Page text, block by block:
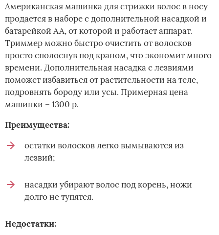
Американская машинка для стрижки волос в носу
продается в наборе с дополнительной насадкой и
батарейкой АА, от которой и работает аппарат.
Триммер можно быстро очистить от волосков
просто сполоснув под краном, что экономит много
времени. Дополнительная насадка с лезвиями
поможет избавиться от растительности на теле,
подровнять бороду или усы. Примерная цена
машинки – 1300 р.
Преимущества:
остатки волосков легко вымываются из
лезвий;
насадки убирают волос под корень, ножи
долго не тупятся.
Недостатки: